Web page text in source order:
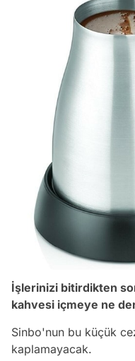
İşlerinizi bitirdikten
kahvesi içmeye ne
Sinbo'nun bu küçük
kaplamayacak.